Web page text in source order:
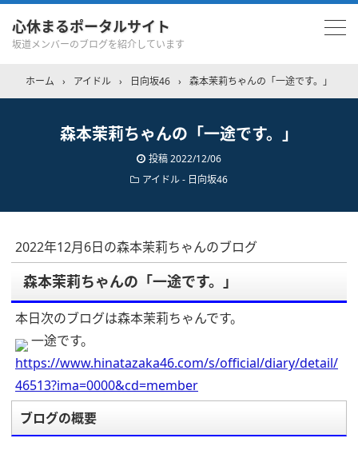
心休まるポータルサイト
坂道メンバーのブログを紹介しています
ホーム › アイドル › 日向坂46 › 森本茉莉ちゃんの「一途です。」
森本茉莉ちゃんの「一途です。」
投稿2022/12/06
アイドル - 日向坂46
2022年12月6日の森本茉莉ちゃんのブログ
森本茉莉ちゃんの「一途です。」
本日次のブログは森本茉莉ちゃんです。
一途です。
https://www.hinatazaka46.com/s/official/diary/detail/
46513?ima=0000&cd=member
ブログの概要